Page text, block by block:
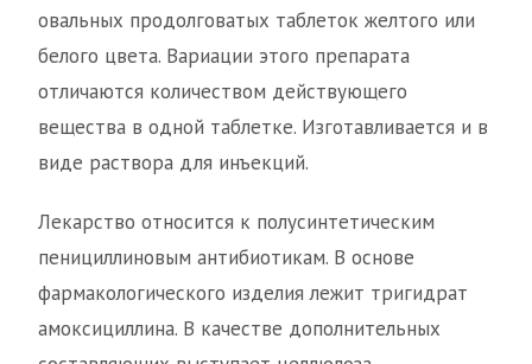
овальных продолговатых таблеток желтого или
белого цвета. Вариации этого препарата
отличаются количеством действующего
вещества в одной таблетке. Изготавливается и в
виде раствора для инъекций.
Лекарство относится к полусинтетическим
пенициллиновым антибиотикам. В основе
фармакологического изделия лежит тригидрат
амоксициллина. В качестве дополнительных